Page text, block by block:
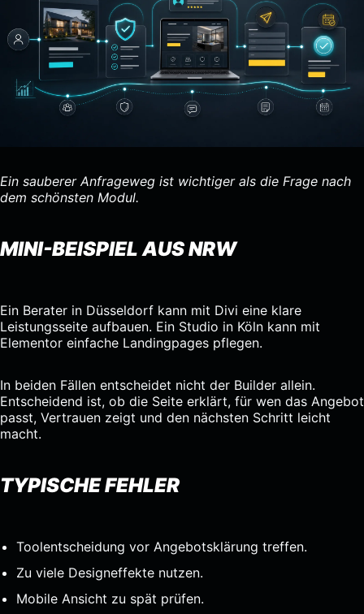
Ein sauberer Anfrageweg ist wichtiger als die Frage nach
dem schönsten Modul.
MINI-BEISPIEL AUS NRW
Ein Berater in Düsseldorf kann mit Divi eine klare
Leistungsseite aufbauen. Ein Studio in Köln kann mit
Elementor einfache Landingpages pflegen.
In beiden Fällen entscheidet nicht der Builder allein.
Entscheidend ist, ob die Seite erklärt, für wen das Angebot
passt, Vertrauen zeigt und den nächsten Schritt leicht
macht.
TYPISCHE FEHLER
Toolentscheidung vor Angebotsklärung treffen.
Zu viele Designeffekte nutzen.
Mobile Ansicht zu spät prüfen.